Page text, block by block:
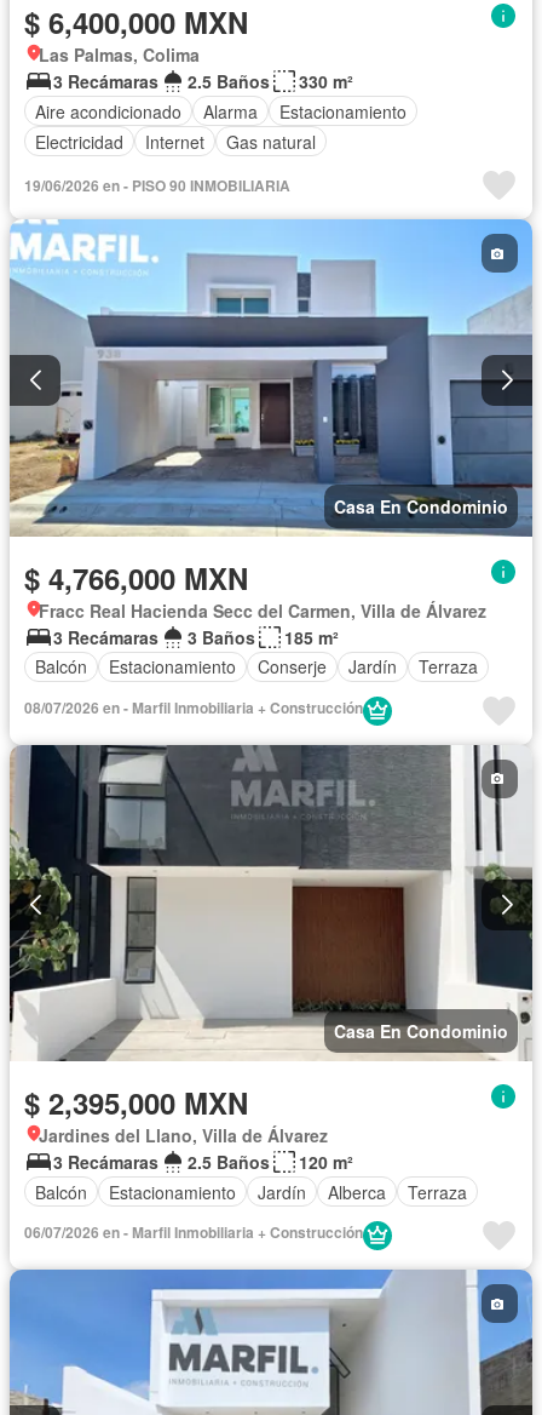
$ 6,400,000 MXN
Las Palmas, Colima
3 Recámaras
2.5 Baños
330 m²
Aire acondicionado
Alarma
Estacionamiento
Electricidad
Internet Gas natural
19/06/2026 en - PISO 90 INMOBILIARIA
Casa En Condominio
$ 4,766,000 MXN
Fracc Real Hacienda Secc del Carmen, Villa de Álvarez
3 Recámaras
3 Baños
185 m²
Balcón
Estacionamiento Conserje Jardín Terraza
08/07/2026 en - Marfil Inmobiliaria + Construcción
Casa En Condominio
$ 2,395,000 MXN
Jardines del Llano, Villa de Álvarez
3 Recámaras
2.5 Baños
120 m²
Balcón
Estacionamiento Jardín Alberca Terraza
06/07/2026 en - Marfil Inmobiliaria + Construcción